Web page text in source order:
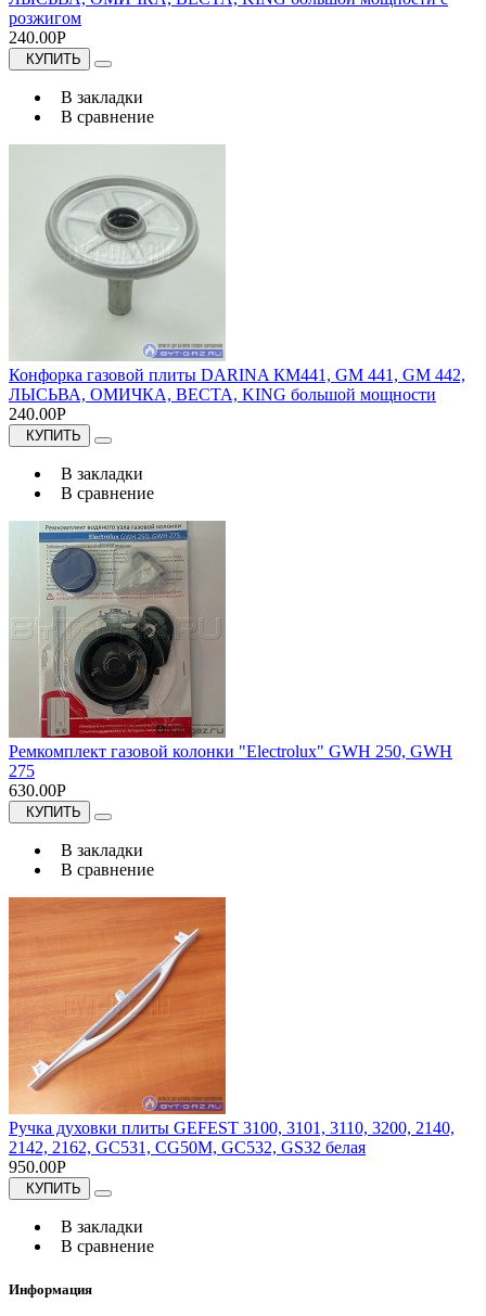
розжигом
240.00Р
КУПИТЬ
В закладки
В сравнение
Конфорка газовой плиты DARINA КМ441, GM 441, GM 442,
ЛЫСЬВА, ОМИЧКА, ВЕСТА, KING большой мощности
240.00Р
КУПИТЬ
В закладки
В сравнение
Ремкомплект газовой колонки "Electrolux" GWH 250, GWH
275
630.00Р
КУПИТЬ
В закладки
В сравнение
Ручка духовки плиты GEFEST 3100, 3101, 3110, 3200, 2140,
2142, 2162, GC531, CG50M, GC532, GS32 белая
950.00Р
КУПИТЬ
В закладки
В сравнение
Информация